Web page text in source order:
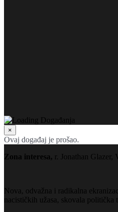
×
Ovaj događaj je prošao.
Zona interesa, r. Jonathan
Nova, odvažna i radikalna
nacističkih užasa, skovala politička